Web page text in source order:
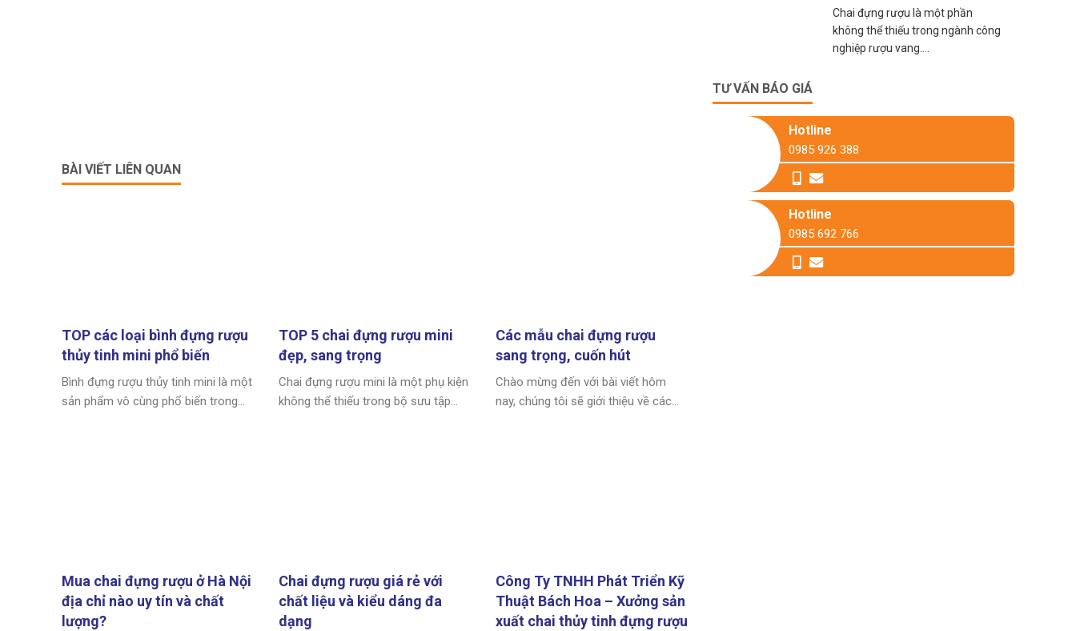
BÀI VIẾT LIÊN QUAN
TOP các loại bình đựng rượu
thủy tinh mini phổ biến
Bình đựng rượu thủy tinh mini là một
sản phẩm vô cùng phổ biến trong...
TOP 5 chai đựng rượu mini
đẹp, sang trọng
Chai đựng rượu mini là một phụ kiện
không thể thiếu trong bộ sưu tập...
Các mẫu chai đựng rượu
sang trọng, cuốn hút
Chào mừng đến với bài viết hôm
nay, chúng tôi sẽ giới thiệu về các...
Mua chai đựng rượu ở Hà Nội
địa chỉ nào uy tín và chất
lượng?
Chai đựng rượu giá rẻ với
chất liệu và kiểu dáng đa
dạng
Công Ty TNHH Phát Triển Kỹ
Thuật Bách Hoa – Xưởng sản
xuất chai thủy tinh đựng rượu
Chai đựng rượu là một phần
không thể thiếu trong ngành công
nghiệp rượu vang....
TƯ VẤN BÁO GIÁ
Hotline
0985 926 388
Hotline
0985 692 766